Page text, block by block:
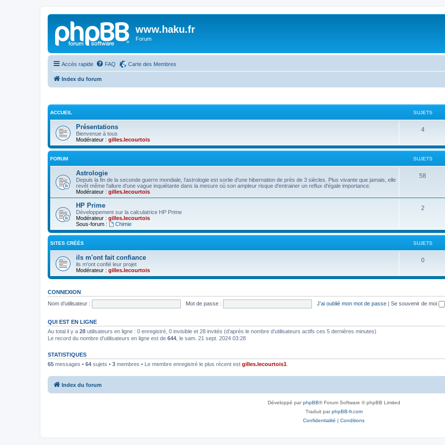
www.haku.fr
Forum
Accès rapide FAQ Carte des Membres
Index du forum
ACCUEIL SUJETS
Présentations
Bienvenue à tous
Modérateur : gilles.lecourtois
4
FORUM SUJETS
Astrologie
Depuis la fin de la seconde guerre mondiale, l'astrologie est sortie d'une hibernation de près de 3 siècles. Plus vivante que jamais, elle
revêt même l'allure d'une vague inquiétante dans la mesure où son ampleur risque d'entrainer un reflux d'égale importance.
Modérateur : gilles.lecourtois
58
HP Prime
Développement sur la calculatrice HP Prime
Modérateur : gilles.lecourtois
Sous-forum :
Chimie
2
SITES CRÉÉS SUJETS
ils m'ont fait confiance
ils m'ont confié leur projet
Modérateur : gilles.lecourtois
0
CONNEXION
Nom d’utilisateur :
Mot de passe : J’ai oublié mon mot de passe | Se souvenir de moi
QUI EST EN LIGNE
Au total il y a 28 utilisateurs en ligne : 0 enregistré, 0 invisible et 28 invités (d’après le nombre d’utilisateurs actifs ces 5 dernières minutes)
Le record du nombre d’utilisateurs en ligne est de 644 , le sam. 21 sept. 2024 03:28
STATISTIQUES
65 messages • 64 sujets • 3 membres • Le membre enregistré le plus récent est gilles.lecourtois1
Index du forum
Développé parphpBB® Forum Software © phpBB Limited
Traduit parphpBB-fr.com
Confidentialité | Conditions